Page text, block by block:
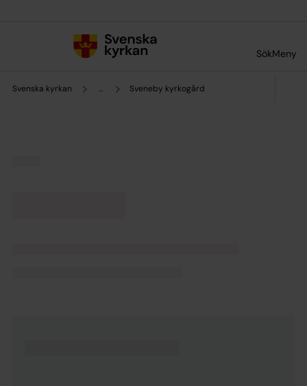
SökMeny
Svenska kyrkan ... Sveneby kyrkogård